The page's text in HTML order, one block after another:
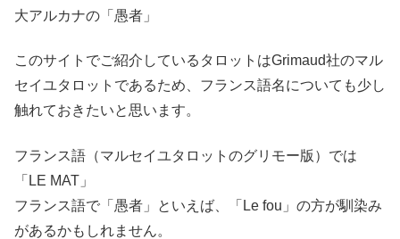
大アルカナの「愚者」
このサイトでご紹介しているタロットはGrimaud社のマル
セイユタロットであるため、フランス語名についても少し
触れておきたいと思います。
フランス語（マルセイユタロットのグリモー版）では
「LE MAT」
フランス語で「愚者」といえば、「Le fou」の方が馴染み
があるかもしれません。